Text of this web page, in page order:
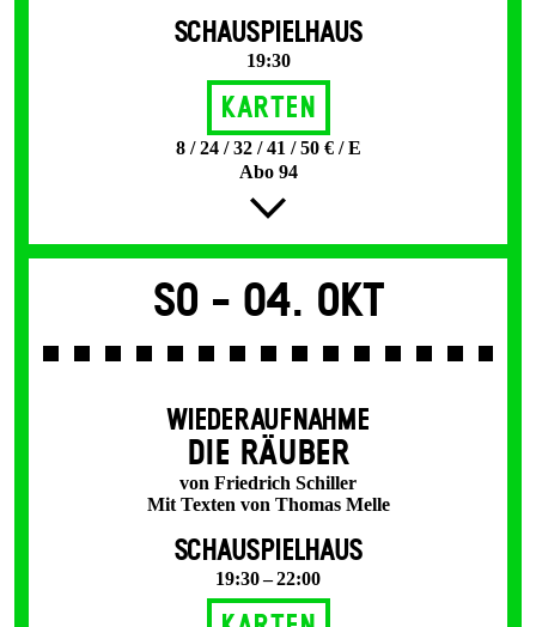
SCHAUSPIELHAUS
19:30
Karten
8 / 24 / 32 / 41 / 50 € / E
Abo 94
So - 04. Okt
WIEDERAUFNAHME
DIE RÄUBER
von Friedrich Schiller
Mit Texten von Thomas Melle
SCHAUSPIELHAUS
19:30 – 22:00